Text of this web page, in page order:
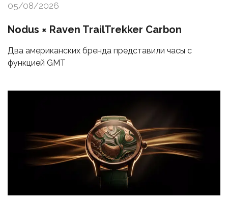
05/08/2026
Nodus × Raven TrailTrekker Carbon
Два американских бренда представили часы с
функцией GMT